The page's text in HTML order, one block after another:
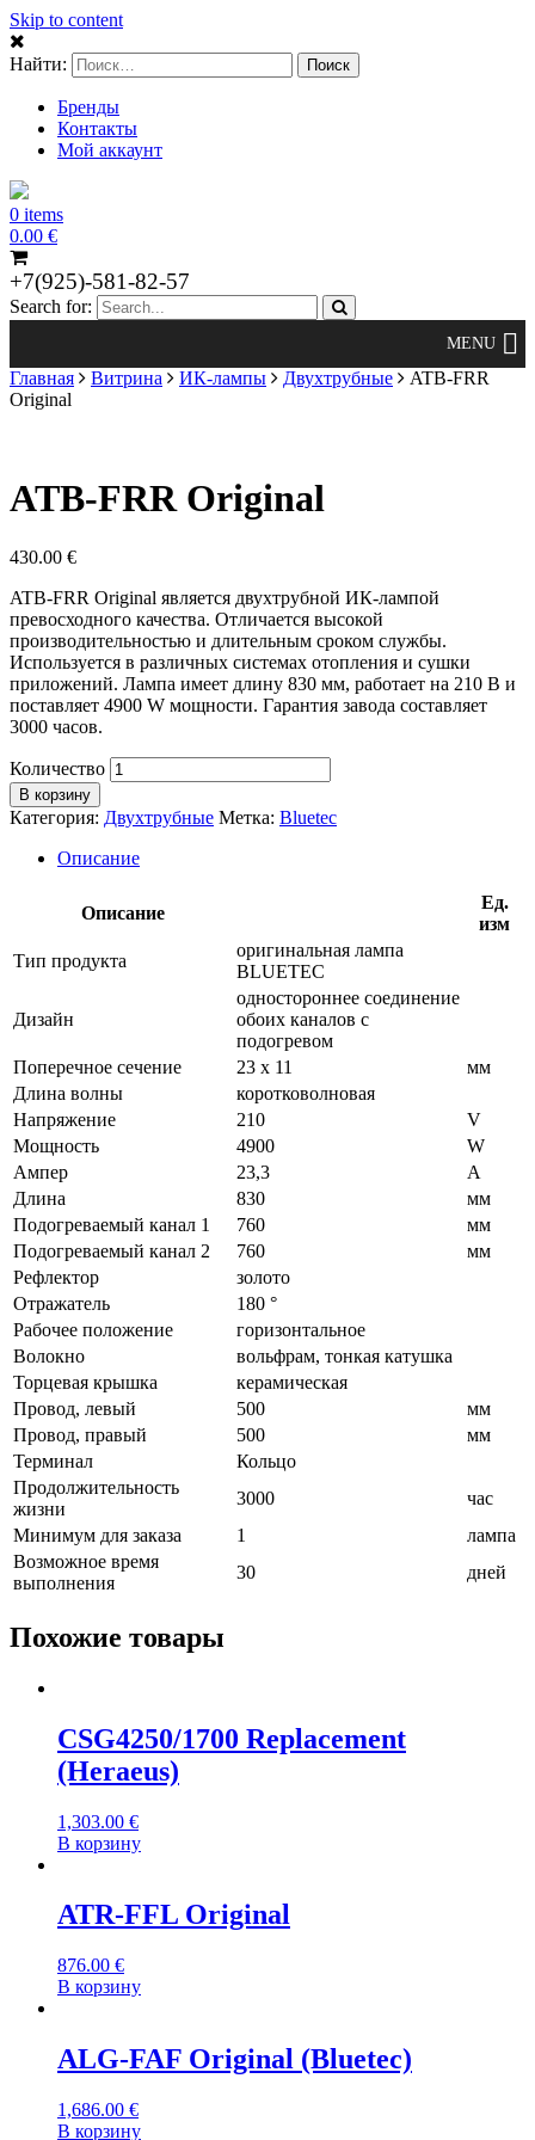
Skip to content
Найти:
Бренды
Контакты
Мой аккаунт
0 items
0.00 €
+7(925)-581-82-57
Search for:
Главная Витрина ИК-лампы Двухтрубные
ATB-FRR
Original
ATB-FRR Original
430.00 €
ATB-FRR Original является двухтрубной ИК-лампой
превосходного качества. Отличается высокой
производительностью и длительным сроком службы.
Используется в различных системах отопления и сушки
приложений. Лампа имеет длину 830 мм, работает на 210 В и
поставляет 4900 W мощности. Гарантия завода составляет
3000 часов.
Количество
В корзину
Категория: Двухтрубные Метка: Bluetec
Описание
Описание
Ед.
изм
Тип продукта
оригинальная лампа
BLUETEC
Дизайн
одностороннее соединение
обоих каналов с
подогревом
Поперечное сечение
23 х 11
мм
Длина волны
коротковолновая
Напряжение
210
V
Мощность
4900
W
Ампер
23,3
A
Длина
830
мм
Подогреваемый канал 1
760
мм
Подогреваемый канал 2
760
мм
Рефлектор
золото
Отражатель
180 °
Рабочее положение
горизонтальное
Волокно
вольфрам, тонкая катушка
Торцевая крышка
керамическая
Провод, левый
500
мм
Провод, правый
500
мм
Терминал
Кольцо
Продолжительность
жизни
3000
час
Минимум для заказа
1
лампа
Возможное время
выполнения
30 дней
Похожие товары
CSG4250/1700 Replacement
(Heraeus)
1,303.00 €
В корзину
ATR-FFL Original
876.00 €
В корзину
ALG-FAF Original (Bluetec)
1,686.00 €
В корзину